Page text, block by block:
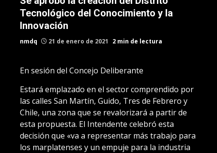
Tecnológico del Conocimiento y la
Innovación
nmdq 21 de enero de 2021 2 min de lectura
En sesión del Concejo Deliberante
Estará emplazado en el sector comprendido por
las calles San Martín, Guido, Tres de Febrero y
Chile, una zona que se revalorizará a partir de
esta propuesta. El Intendente celebró esta
decisión que «va a representar más trabajo para
los marplatenses y un empuje para la industria